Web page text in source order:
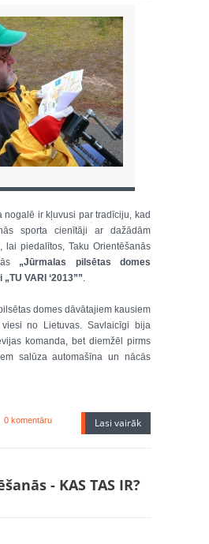
nogalē ir kļuvusi par tradīciju, kad
sporta cienītāji ar dažādām
lai piedalītos, Taku Orientēšanās
„Jūrmalas pilsētas domes
VARI ‘2013””.
domes dāvātajiem kausiem
no Lietuvas. Savlaicīgi bija
komanda, bet diemžēl pirms
salūza automašīna un nācās
0 komentāru Lasi vairāk
- KAS TAS IR?